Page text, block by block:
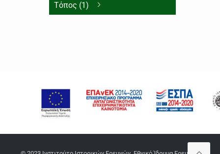
Τόπος (1)